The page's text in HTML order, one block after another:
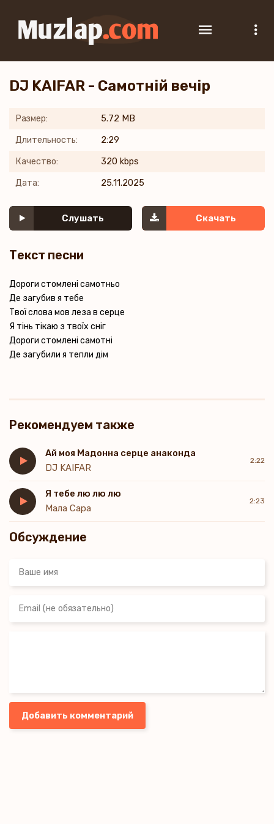
DJ KAIFAR - Самотній вечір
Размер: 5.72 MB
Длительность: 2:29
Качество: 320 kbps
Дата: 25.11.2025
Слушать Скачать
Текст песни
Дороги стомлені самотньо
Де загубив я тебе
Твої слова мов леза в серце
Я тінь тікаю з твоїх сніг
Дороги стомлені самотні
Де загубили я тепли дім
Рекомендуем также
Ай моя Мадонна серце анаконда
DJ KAIFAR
2:22
Я тебе лю лю лю
Мала Сара
2:23
Обсуждение
Добавить комментарий